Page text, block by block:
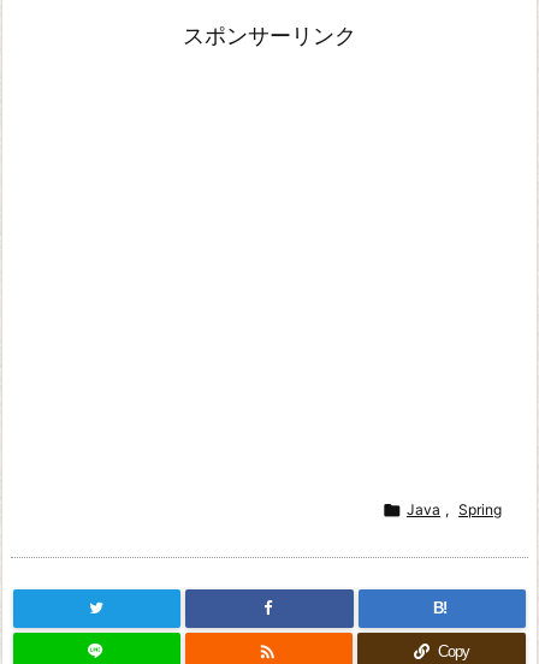
スポンサーリンク
 Java , Spring
B!
 Copy